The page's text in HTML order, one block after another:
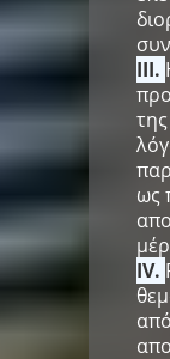
III.
ως
IV.